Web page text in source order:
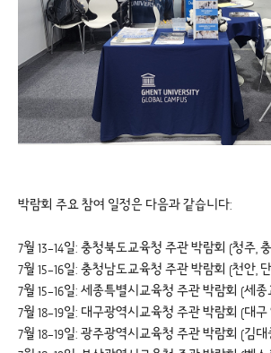
박람회 주요 참여 일정은 다음과 같습니다:
7월 13–14일: 충청북도교육청 주관 박람회 (청주,
7월 15–16일: 충청남도교육청 주관 박람회 (천안,
7월 15–16일: 세종특별시교육청 주관 박람회 (세
7월 18–19일: 대구광역시교육청 주관 박람회 (대
7월 18–19일: 광주광역시교육청 주관 박람회 (김